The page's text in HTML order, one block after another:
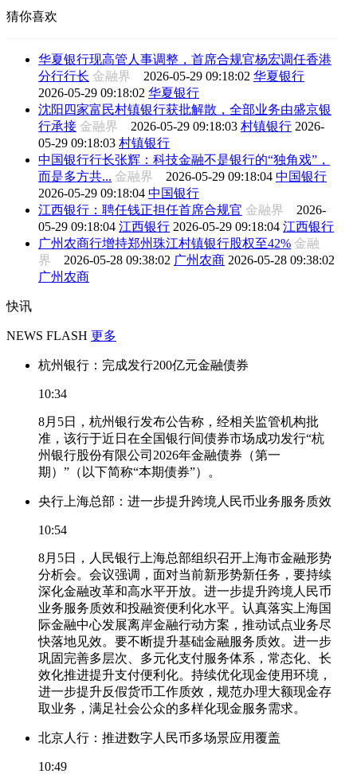
猜你喜欢
华夏银行现高管人事调整，首席合规官杨宏调任香港
分行行长 金融界 2026-05-29 09:18:02 华夏银行
2026-05-29 09:18:02 华夏银行
沈阳四家富民村镇银行获批解散，全部业务由盛京银
行承接 金融界 2026-05-29 09:18:03 村镇银行 2026-
05-29 09:18:03 村镇银行
中国银行行长张辉：科技金融不是银行的“独角戏”，
而是多方共... 金融界 2026-05-29 09:18:04 中国银行
2026-05-29 09:18:04 中国银行
江西银行：聘任钱正担任首席合规官 金融界 2026-
05-29 09:18:04 江西银行 2026-05-29 09:18:04 江西银行
广州农商行增持郑州珠江村镇银行股权至42% 金融
界 2026-05-28 09:38:02 广州农商 2026-05-28 09:38:02
广州农商
快讯
NEWS FLASH 更多
杭州银行：完成发行200亿元金融债券
10:34
8月5日，杭州银行发布公告称，经相关监管机构批
准，该行于近日在全国银行间债券市场成功发行“杭
州银行股份有限公司2026年金融债券（第一
期）”（以下简称“本期债券”）。
央行上海总部：进一步提升跨境人民币业务服务质效
10:54
8月5日，人民银行上海总部组织召开上海市金融形势
分析会。会议强调，面对当前新形势新任务，要持续
深化金融改革和高水平开放。进一步提升跨境人民币
业务服务质效和投融资便利化水平。认真落实上海国
际金融中心发展离岸金融行动方案，推动试点业务尽
快落地见效。要不断提升基础金融服务质效。进一步
巩固完善多层次、多元化支付服务体系，常态化、长
效化推进提升支付便利化。持续优化现金使用环境，
进一步提升反假货币工作质效，规范办理大额现金存
取业务，满足社会公众的多样化现金服务需求。
北京人行：推进数字人民币多场景应用覆盖
10:49